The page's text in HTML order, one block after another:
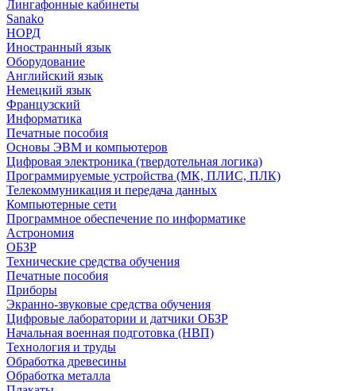
Лингафонные кабинеты
Sanako
НОРД
Иностранный язык
Оборудование
Английский язык
Немецкий язык
Французский
Информатика
Печатные пособия
Основы ЭВМ и компьютеров
Цифровая электроника (твердотельная логика)
Программируемые устройства (МК, ПЛИС, ПЛК)
Телекоммуникация и передача данных
Компьютерные сети
Программное обеспечение по информатике
Астрономия
ОБЗР
Технические средства обучения
Печатные пособия
Приборы
Экранно-звуковые средства обучения
Цифровые лаборатории и датчики ОБЗР
Начальная военная подготовка (НВП)
Технология и труды
Обработка древесины
Обработка металла